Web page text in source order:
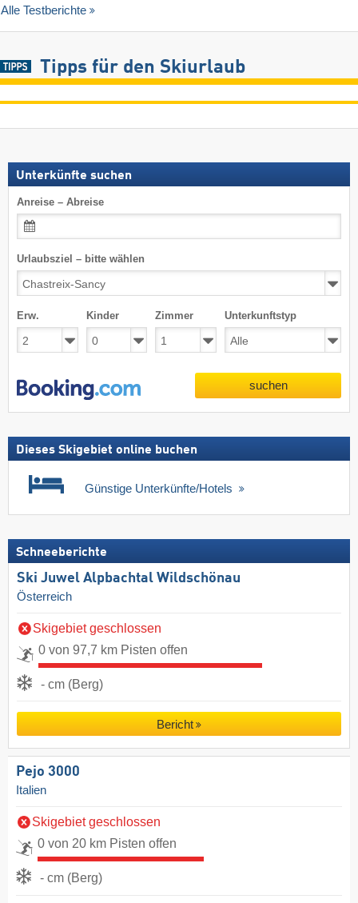
Alle Testberichte
Tipps für den Skiurlaub
Unterkünfte suchen
Anreise – Abreise
Urlaubsziel – bitte wählen
Erw. Kinder Zimmer Unterkunftstyp
suchen
Dieses Skigebiet online buchen
Günstige Unterkünfte/Hotels
Schneeberichte
Ski Juwel Alpbachtal Wildschönau
Österreich
Skigebiet geschlossen
0 von 97,7 km Pisten offen
- cm (Berg)
Bericht
Pejo 3000
Italien
Skigebiet geschlossen
0 von 20 km Pisten offen
- cm (Berg)